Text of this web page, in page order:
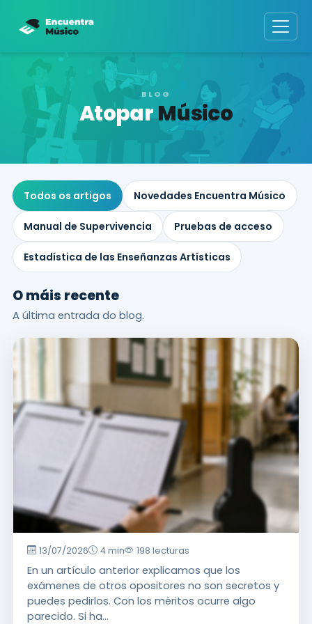
BLOG
AtoparMúsico
Todos os artigos Novedades Encuentra Músico
Manual de Supervivencia Pruebas de acceso
Estadística de las Enseñanzas Artísticas
O máis recente
A última entrada do blog.
Novedades Encuentra Músico
¿Te perjudica el
baremo? Puedes
13/07/2026 4 min 198 lecturas
En un artículo anterior explicamos que los
exámenes de otros opositores no son secretos y
puedes pedirlos. Con los méritos ocurre algo
parecido. Si ha...